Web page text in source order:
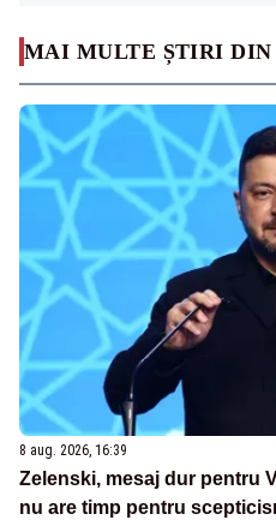
MAI MULTE ȘTIRI DIN
8 aug. 2026, 16:39
Zelenski, mesaj dur pentru
nu are timp pentru